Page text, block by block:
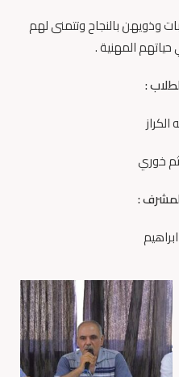
وذويهن بالنجاح وتتمنى لهم
حياتهم المهنية .
:
الكراز
خوري
: